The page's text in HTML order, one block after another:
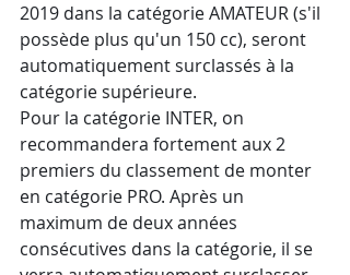
2019 dans la catégorie AMATEUR (s'il
possède plus qu'un 150 cc), seront
automatiquement surclassés à la
catégorie supérieure.
Pour la catégorie INTER, on
recommandera fortement aux 2
premiers du classement de monter
en catégorie PRO. Après un
maximum de deux années
consécutives dans la catégorie, il se